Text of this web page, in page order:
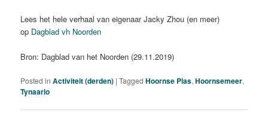
Lees het hele verhaal van eigenaar Jacky Zhou (en meer)
op Dagblad vh Noorden
Bron: Dagblad van het Noorden (29.11.2019)
Posted in Activiteit (derden) |Tagged Hoornse Plas,Hoornsemeer,
Tynaarlo